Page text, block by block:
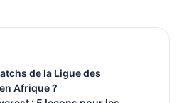
de la Ligue des
Afrique ?